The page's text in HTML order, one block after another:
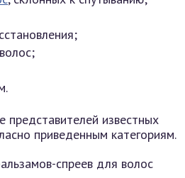
представителей известных
приведенным категориям.